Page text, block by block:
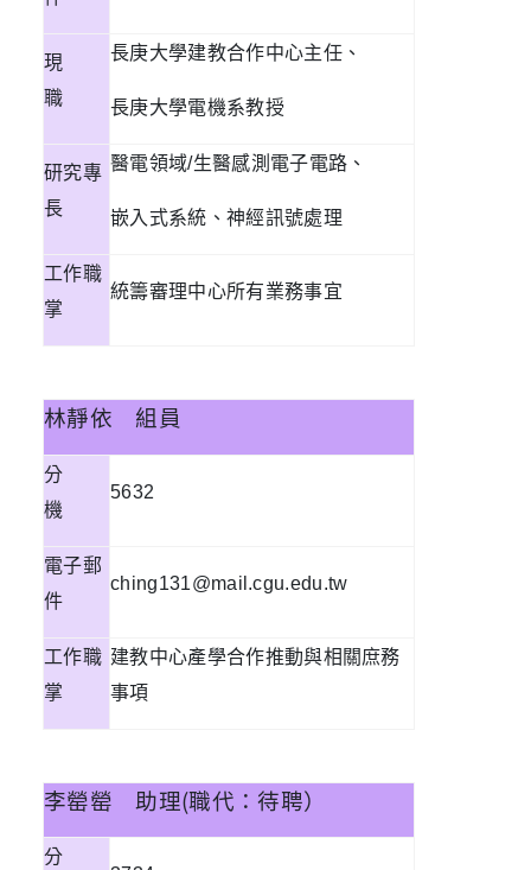
現
職
長庚大學建教合作中心主任、
長庚大學電機系教授
研究專
長
醫電領域/生醫感測電子電路、
嵌入式系統、神經訊號處理
工作職
掌
統籌審理中心所有業務事宜
林靜依 組員
分
機
5632
電子郵
件
ching131@mail.cgu.edu.tw
工作職
掌
建教中心產學合作推動與相關庶務
事項
李罃罃 助理(職代：待聘）
分